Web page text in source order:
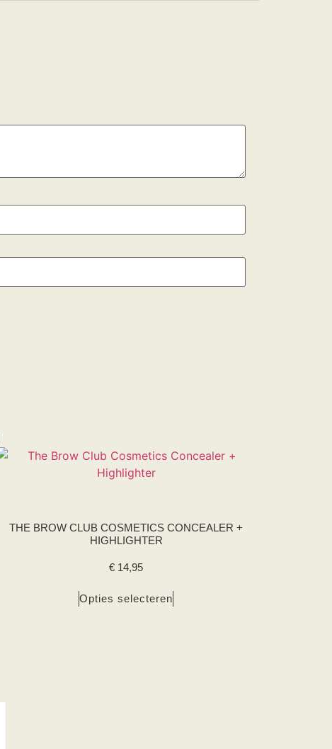
THE BROW CLUB COSMETICS CONCEALER +
HIGHLIGHTER
€ 14,95
Opties selecteren